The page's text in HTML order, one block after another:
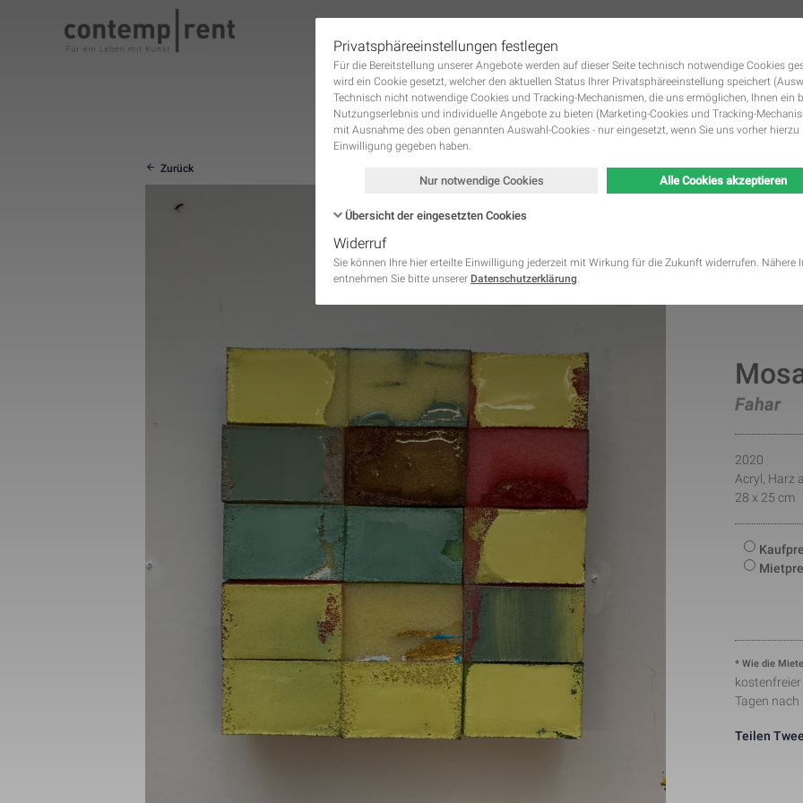
Navigation
überspringen
DIE KUNSTWERKE GALERIE DIE KÜNSTLER KUNST MIETEN UND KUNST
Zurück
Fahar
2020
Acryl, Harz
28 x 25 cm
* Wie die
Tagen
Teilen
Privatsphäreeinstellungen festlegen
Für die Bereitstellung unserer Angebote werden auf dieser Seite technisch notwendige Cookies
wird ein Cookie gesetzt, welcher den aktuellen Status Ihrer Privatsphäreeinstellung speichert
Technisch nicht notwendige Cookies und Tracking-Mechanismen, die uns ermöglichen, Ihnen ein
Nutzungserlebnis und individuelle Angebote zu bieten (Marketing-Cookies und Tracking-
mit Ausnahme des oben genannten Auswahl-Cookies - nur eingesetzt, wenn Sie uns vorher hierzu
Einwilligung gegeben haben.
Nur notwendige Cookies Alle Cookies akzeptieren
Übersicht der eingesetzten Cookies
Name
PHPSESSID Notwendig
This cookie is native to PHP applications. The
store and identify a users' unique session ID for the
managing user session on the website. The cookie
Statistik
This cookie is installed by Google Analytics. The
to calculate visitor, session, campaign data and
site usage for the site's analytics report. The
information anonymously and assign a randomly
number to identify unique visitors.
_gid Statistik
This cookie is installed by Google Analytics. The
to store information of how visitors use a website
creating an analytics report of how the wbsite is
collected including the number visitors, the source
have come from, and the pages viisted in an
_gat_UA-121824291-1 Notwendig
This is a pattern type cookie set by Google
pattern element on the name contains the unique
number of the account or website it relates to. It
variation of the _gat cookie which is used to limit
data recorded by Google on high traffic volume
_fbp Marketing 2 Monate
This cookie is set by Facebook to deliver
they are on Facebook or a digital platform powered
advertising after visiting this website.
fr Marketing
The cookie is set by Facebook to show relevant
the users and measure and improve the
sites that have Facebook pixel or Facebook social
Widerruf
Sie können Ihre hier erteilte Einwilligung jederzeit mit Wirkung für die Zukunft widerrufen. Nähere
entnehmen Sie bitte unserer Datenschutzerklärung.